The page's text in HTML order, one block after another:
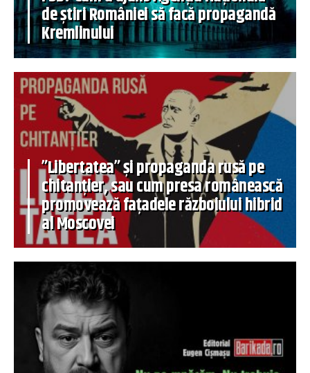
de știri României să facă propagandă
Kremlinului
”Libertatea” și propaganda rusă pe
chitanțier, sau cum presa românească
promovează fațadele războiului hibrid
al Moscovei